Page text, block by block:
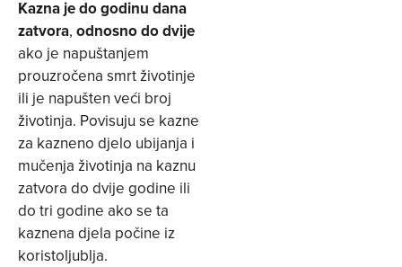
Kazna je do godinu dana
zatvora, odnosno do dvije
ako je napuštanjem
prouzročena smrt životinje
ili je napušten veći broj
životinja. Povisuju se kazne
za kazneno djelo ubijanja i
mučenja životinja na kaznu
zatvora do dvije godine ili
do tri godine ako se ta
kaznena djela počine iz
koristoljublja.